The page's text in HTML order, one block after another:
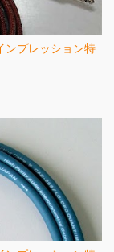
ンプレッション特